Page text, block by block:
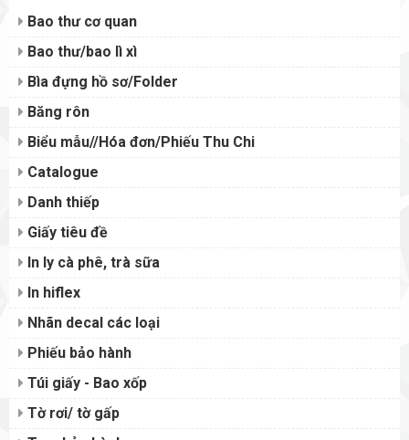
Bao thư cơ quan
Bao thư/bao lì xì
Bìa đựng hồ sơ/Folder
Băng rôn
Biểu mẫu//Hóa đơn/Phiếu Thu Chi
Catalogue
Danh thiếp
Giấy tiêu đề
In ly cà phê, trà sữa
In hiflex
Nhãn decal các loại
Phiếu bảo hành
Túi giấy - Bao xốp
Tờ rơi/ tờ gấp